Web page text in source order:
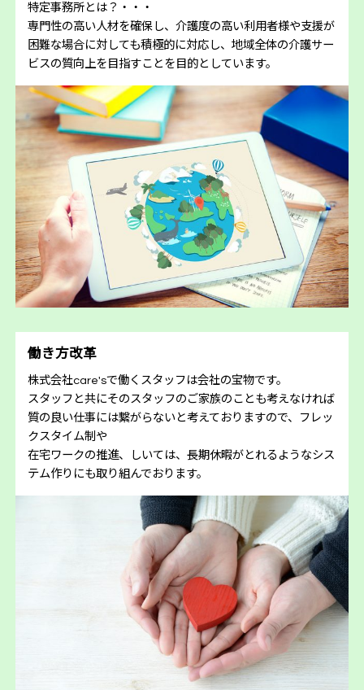
特定事務所とは？・・・
専門性の高い人材を確保し、介護度の高い利用者様や支援が
困難な場合に対しても積極的に対応し、地域全体の介護サー
ビスの質向上を目指すことを目的としています。
働き方改革
株式会社care'sで働くスタッフは会社の宝物です。
スタッフと共にそのスタッフのご家族のことも考えなければ
質の良い仕事には繋がらないと考えておりますので、フレッ
クスタイム制や
在宅ワークの推進、しいては、長期休暇がとれるようなシス
テム作りにも取り組んでおります。